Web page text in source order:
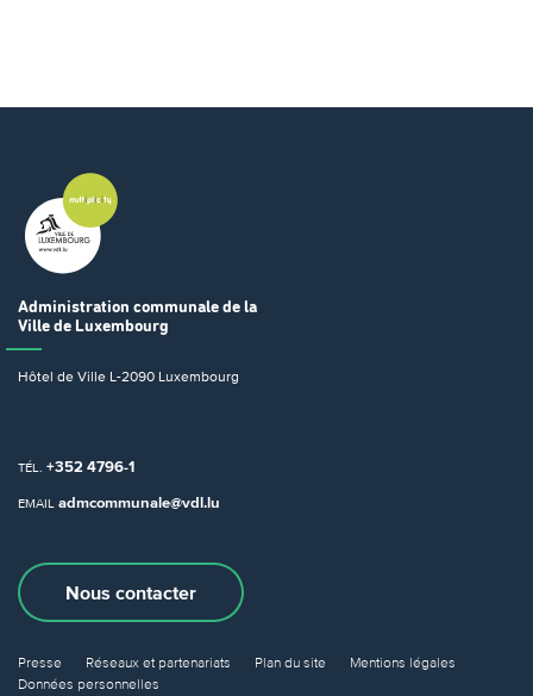
Administration communale de la
Ville de Luxembourg
Hôtel de Ville L-2090 Luxembourg
TÉL. +352 4796-1
EMAIL admcommunale@vdl.lu
Nous contacter
Presse Réseaux et partenariats Plan du site
Mentions légales
Données personnelles